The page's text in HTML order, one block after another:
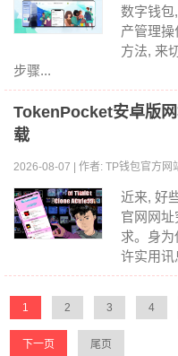
数字钱包
产管理
方法, 来
步骤...
TokenPocket安卓版
载
2026-08-07 | 作者: TP钱包官方网
近来, 好
官网网
求。身
许实用讯
1 2 3 4
下一页 尾页